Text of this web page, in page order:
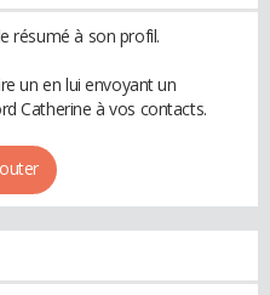
résumé à son profil.
un en lui envoyant un
Catherine à vos contacts.